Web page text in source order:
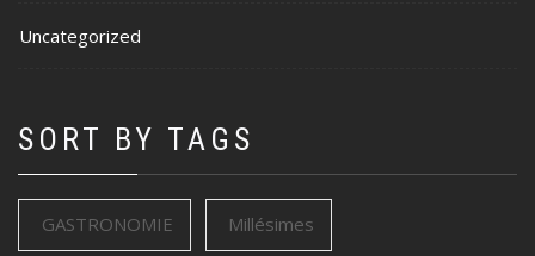
Uncategorized
SORT BY TAGS
GASTRONOMIE Millésimes